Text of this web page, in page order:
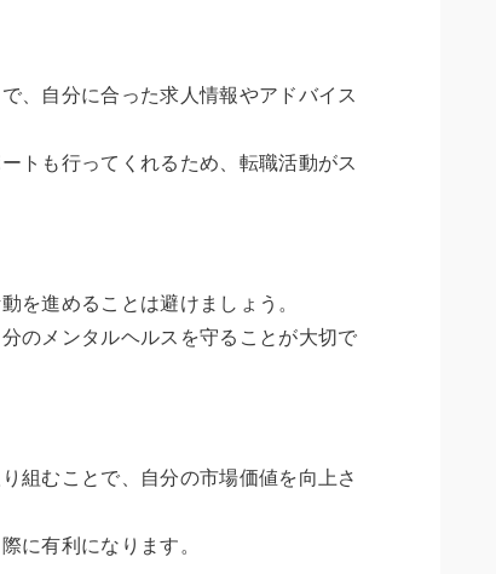
、自分に合った求人情報やアドバイス
トも行ってくれるため、転職活動がス
を進めることは避けましょう。
のメンタルヘルスを守ることが大切で
組むことで、自分の市場価値を向上さ
に有利になります。